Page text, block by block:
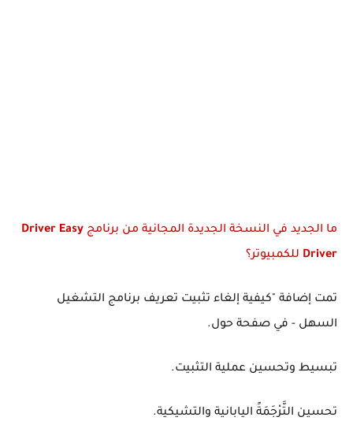
ما الجديد في النسخة الجديدة المجانية من برنامج Driver Easy
Driver للكمبيوتر؟
تمت إضافة "كيفية إلغاء تثبيت تعريف برنامج التشغيل
السهل - في صفحة حول.
تبسيط وتحسين عملية التثبيت.
تحسين التَّرْجَمَةً اليابانية والتشيكية.